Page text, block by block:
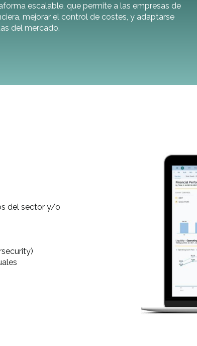
escalable, que permite a las empresas de
mejorar el control de costes, y adaptarse
del mercado.
del sector y/o